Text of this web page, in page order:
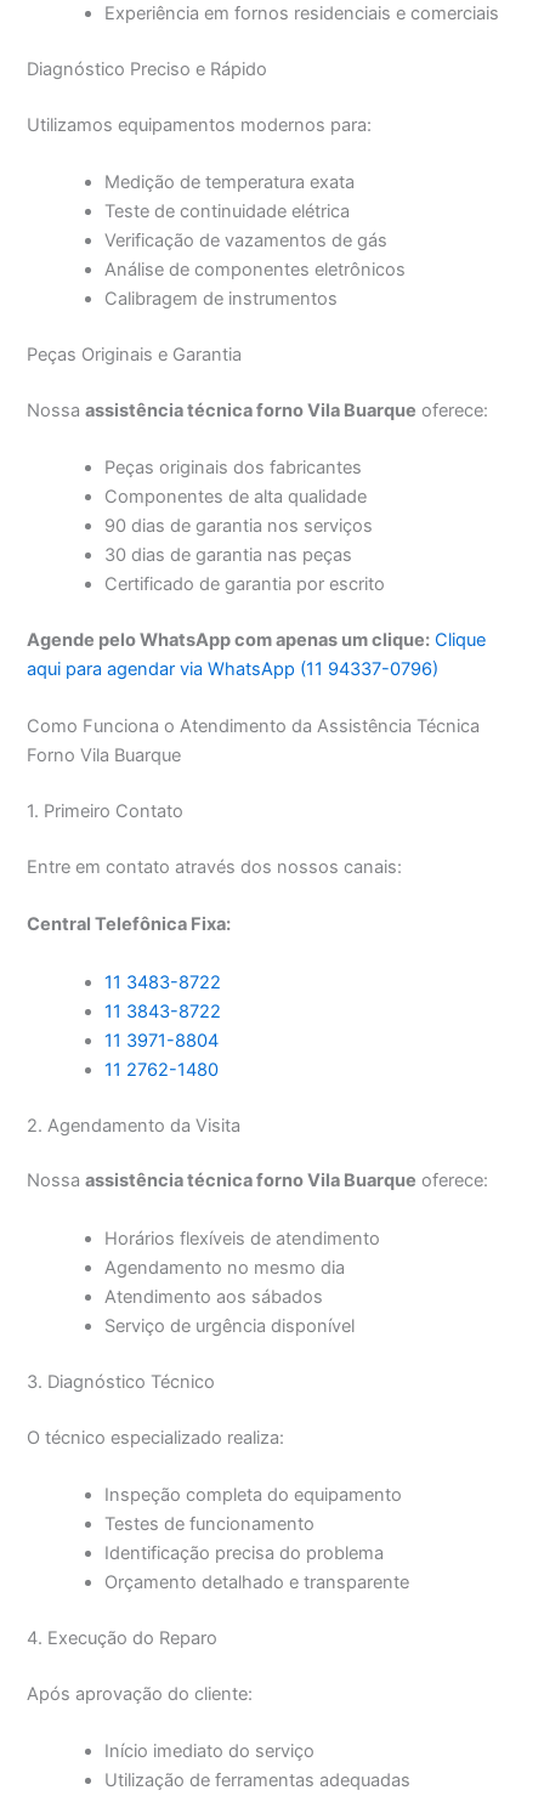
Experiência em fornos residenciais e comerciais
Diagnóstico Preciso e Rápido
Utilizamos equipamentos modernos para:
Medição de temperatura exata
Teste de continuidade elétrica
Verificação de vazamentos de gás
Análise de componentes eletrônicos
Calibragem de instrumentos
Peças Originais e Garantia
Nossaassistência técnica forno Vila Buarque oferece:
Peças originais dos fabricantes
Componentes de alta qualidade
90 dias de garantia nos serviços
30 dias de garantia nas peças
Certificado de garantia por escrito
Agende pelo WhatsApp com apenas um clique: Clique
aqui para agendar via WhatsApp (11 94337-0796)
Como Funciona o Atendimento da Assistência Técnica
Forno Vila Buarque
1. Primeiro Contato
Entre em contato através dos nossos canais:
Central Telefônica Fixa:
11 3483-8722
11 3843-8722
11 3971-8804
11 2762-1480
2. Agendamento da Visita
Nossaassistência técnica forno Vila Buarque oferece:
Horários flexíveis de atendimento
Agendamento no mesmo dia
Atendimento aos sábados
Serviço de urgência disponível
3. Diagnóstico Técnico
O técnico especializado realiza:
Inspeção completa do equipamento
Testes de funcionamento
Identificação precisa do problema
Orçamento detalhado e transparente
4. Execução do Reparo
Após aprovação do cliente:
Início imediato do serviço
Utilização de ferramentas adequadas